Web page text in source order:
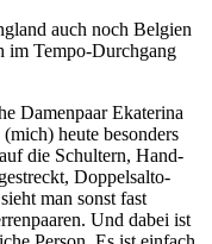
auch noch Belgien
im Tempo-Durchgang
Damenpaar Ekaterina
heute besonders
die Schultern, Hand-
Doppelsalto-
man sonst fast
Und dabei ist